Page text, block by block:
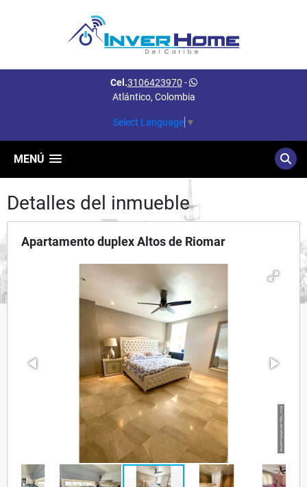
Cel.3106423970 -
Atlántico, Colombia
Select Language ▼
MENÚ
Detalles del inmueble
Apartamento duplex Altos de Riomar